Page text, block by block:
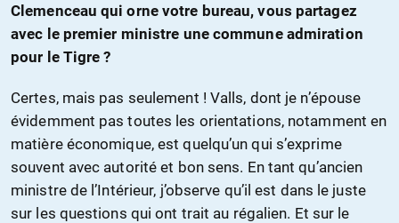
Clemenceau qui orne votre bureau, vous partagez
avec le premier ministre une commune admiration
pour le Tigre ?
Certes, mais pas seulement ! Valls, dont je n’épouse
évidemment pas toutes les orientations, notamment en
matière économique, est quelqu’un qui s’exprime
souvent avec autorité et bon sens. En tant qu’ancien
ministre de l’Intérieur, j’observe qu’il est dans le juste
sur les questions qui ont trait au régalien. Et sur le